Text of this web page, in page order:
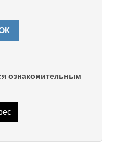
ознакомительным